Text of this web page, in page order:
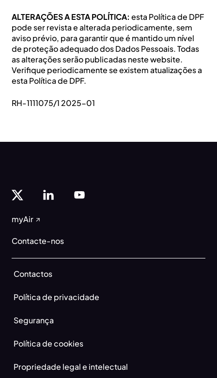
ALTERAÇÕES A ESTA POLÍTICA: esta Política de DPF
pode ser revista e alterada periodicamente, sem
aviso prévio, para garantir que é mantido um nível
de proteção adequado dos Dados Pessoais. Todas
as alterações serão publicadas neste website.
Verifique periodicamente se existem atualizações a
esta Política de DPF.
RH-1111075/1 2025-01
myAir
Contacte-nos
Contactos
Política de privacidade
Segurança
Política de cookies
Propriedade legal e intelectual